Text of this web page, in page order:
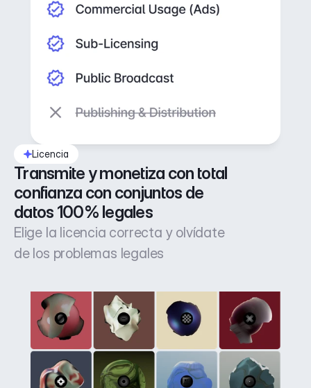
Licencia
Transmite y monetiza con total
confianza con conjuntos de
datos 100% legales
Elige la licencia correcta y olvídate
de los problemas legales